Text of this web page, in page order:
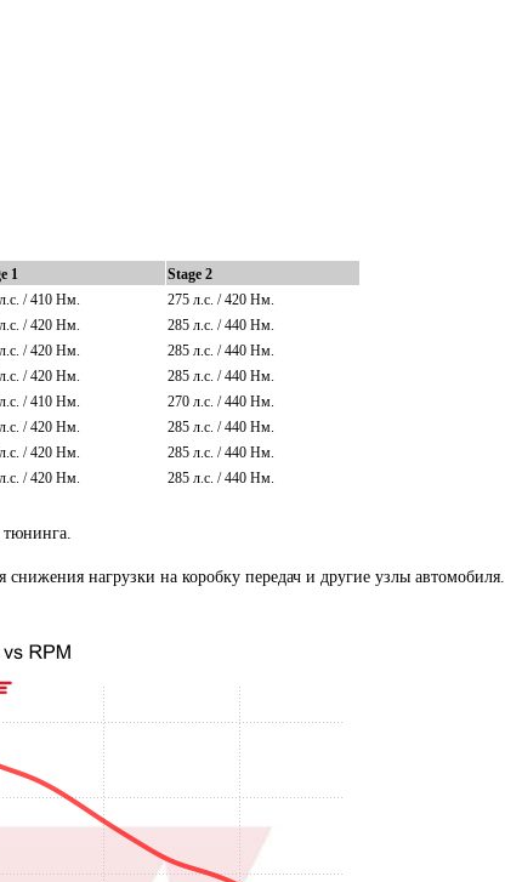
1
Stage 2
/ 410 Нм. 275 л.с. / 420 Нм.
/ 420 Нм. 285 л.с. / 440 Нм.
/ 420 Нм. 285 л.с. / 440 Нм.
/ 420 Нм. 285 л.с. / 440 Нм.
/ 410 Нм. 270 л.с. / 440 Нм.
/ 420 Нм. 285 л.с. / 440 Нм.
/ 420 Нм. 285 л.с. / 440 Нм.
/ 420 Нм. 285 л.с. / 440 Нм.
тюнинга.
нагрузки на коробку передач и другие узлы автомобиля.